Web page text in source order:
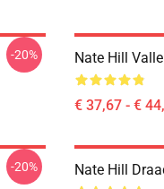
-20% Nate Hill
€ 37,67 - €
-20% Nate Hill